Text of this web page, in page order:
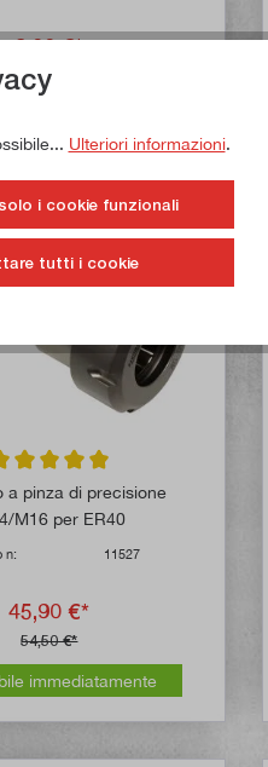
8,00 €*
10,00 €*
media di 5 su 5 stelle
a pinza di precisione
M16 per ER40
n: 11527
45,90 €*
54,50 €*
immediatamente
Ulteriori informazioni.
i cookie funzionali
tutti i cookie